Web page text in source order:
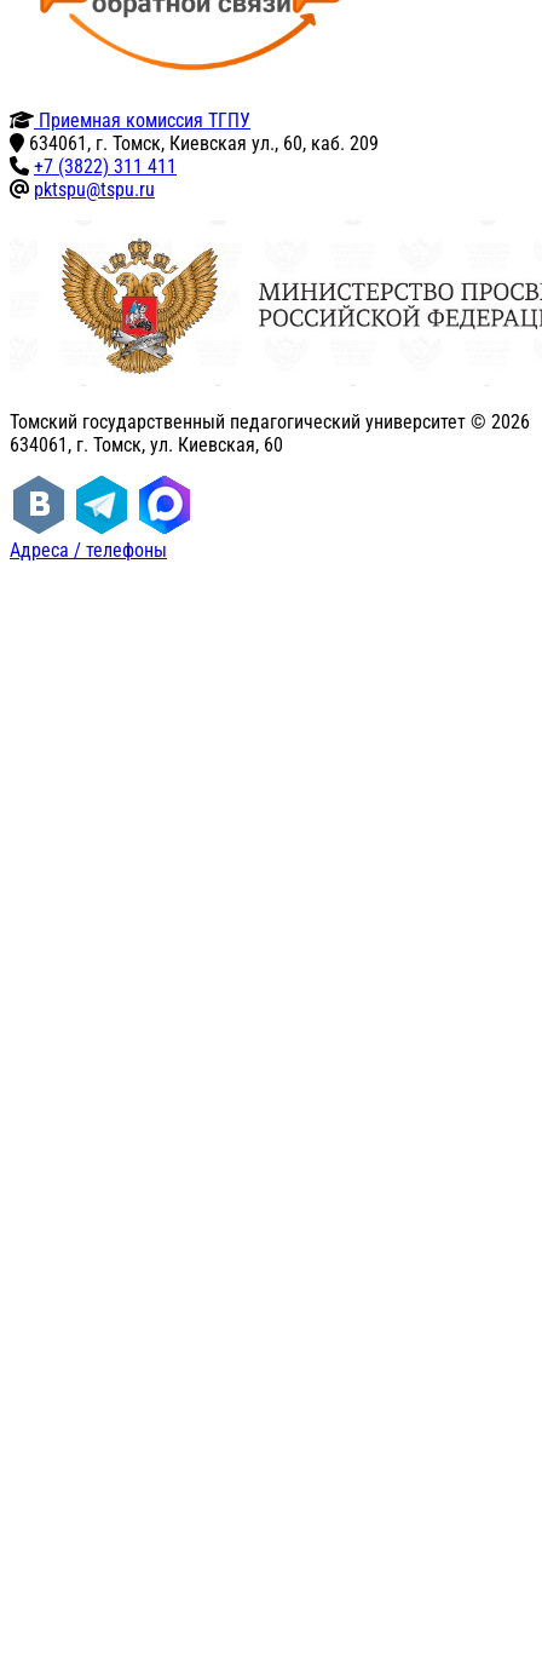
Приемная комиссия ТГПУ
634061, г. Томск, Киевская ул., 60, каб. 209
+7 (3822) 311 411
pktspu@tspu.ru
Томский государственный педагогический университет © 2026
634061, г. Томск, ул. Киевская, 60
Адреса / телефоны